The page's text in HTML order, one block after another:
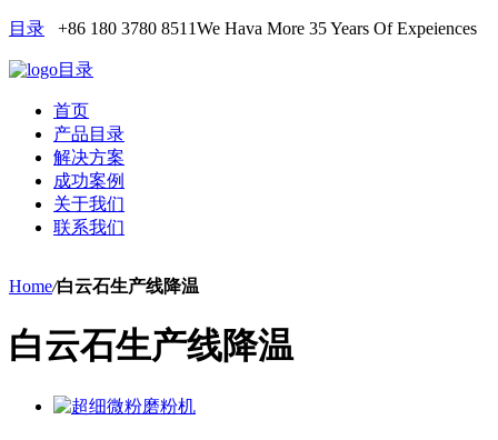
目录 +86 180 3780 8511We Hava More 35 Years Of Expeiences
目录
首页
产品目录
解决方案
成功案例
关于我们
联系我们
Home/白云石生产线降温
白云石生产线降温